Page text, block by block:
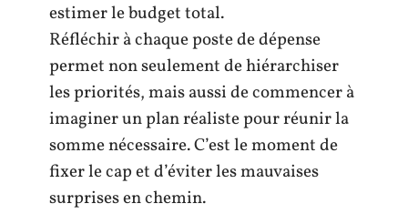
estimer le budget total.
Réfléchir à chaque poste de dépense
permet non seulement de hiérarchiser
les priorités, mais aussi de commencer à
imaginer un plan réaliste pour réunir la
somme nécessaire. C’est le moment de
fixer le cap et d’éviter les mauvaises
surprises en chemin.